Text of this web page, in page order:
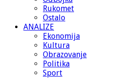
Rukomet
Ostalo
ANALIZE
Ekonomija
Kultura
Obrazovanje
Politika
Sport